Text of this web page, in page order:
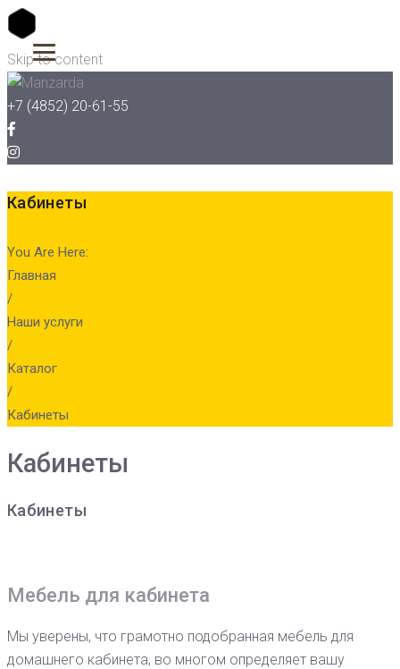
Skip to content
+7 (4852) 20-61-55
Кабинеты
You Are Here:
Главная
/
Наши услуги
/
Каталог
/
Кабинеты
Кабинеты
Кабинеты
Мебель для кабинета
Мы уверены, что грамотно подобранная мебель для
домашнего кабинета, во многом определяет вашу